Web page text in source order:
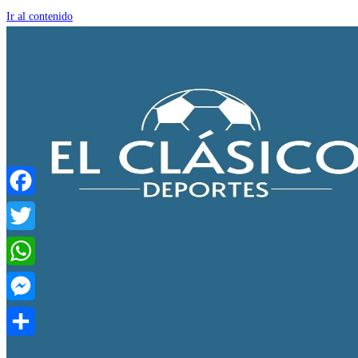
Ir al contenido
Facebook
Twitter
WhatsApp
Messenger